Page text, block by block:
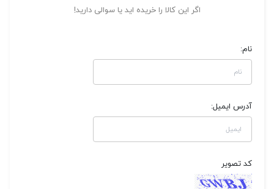
اگر این کالا را خریده اید یا سوالی دارید!
نام:
آدرس ایمیل:
کد تصویر